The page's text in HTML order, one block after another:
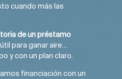
cuando más las
de un préstamo
para ganar aire…
y con un plan claro.
financiación con un